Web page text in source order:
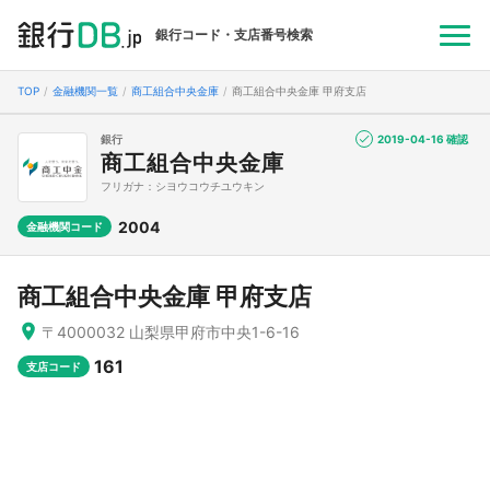
銀行コード・支店番号検索
TOP 金融機関一覧 商工組合中央金庫 商工組合中央金庫 甲府支店
銀行
商工組合中央金庫
フリガナ：シヨウコウチユウキン
金融機関コード 2004
2019-04-16 確認
商工組合中央金庫 甲府支店
〒4000032 山梨県甲府市中央1-6-16
支店コード 161